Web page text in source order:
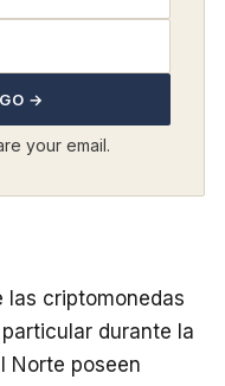
→
your email.
las criptomonedas
durante la
Norte poseen